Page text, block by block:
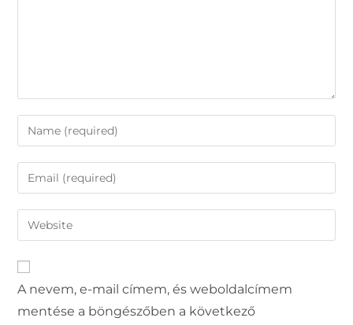
A nevem, e-mail címem, és weboldalcímem
mentése a böngészőben a következő